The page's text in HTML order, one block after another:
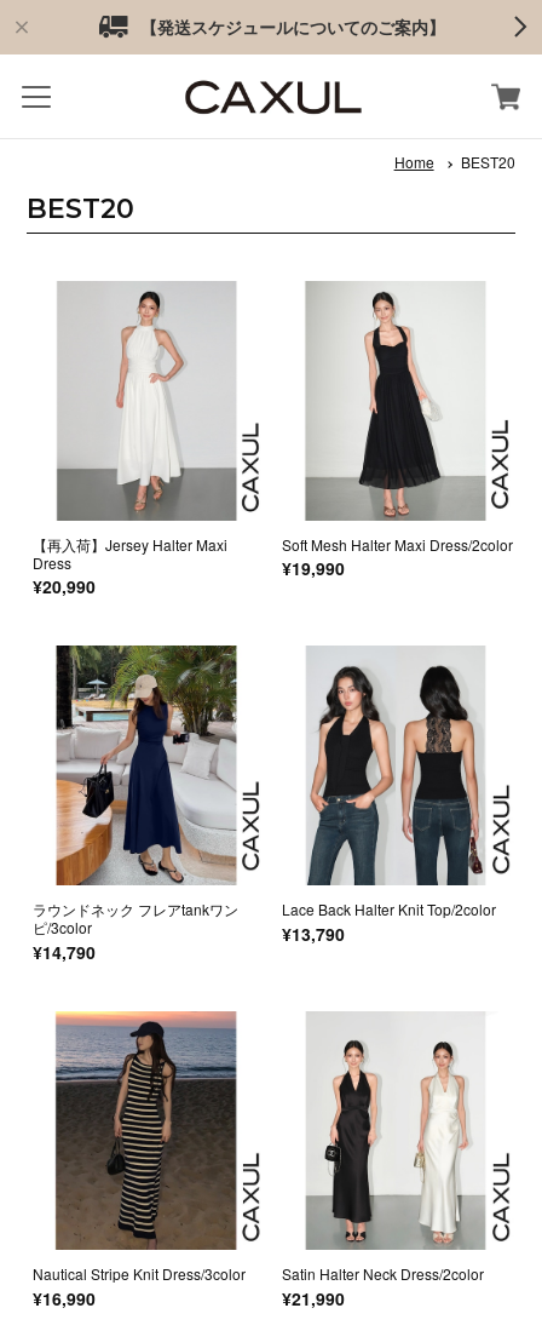
【発送スケジュールについてのご案内】
Home BEST20
BEST20
【再入荷】Jersey Halter Maxi
Dress
¥20,990
Soft Mesh Halter Maxi Dress/2color
¥19,990
ラウンドネック フレアtankワン
ピ/3color
¥14,790
Lace Back Halter Knit Top/2color
¥13,790
Nautical Stripe Knit Dress/3color
¥16,990
Satin Halter Neck Dress/2color
¥21,990